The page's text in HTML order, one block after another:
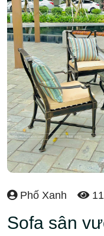
Phố Xanh
Sofa sân